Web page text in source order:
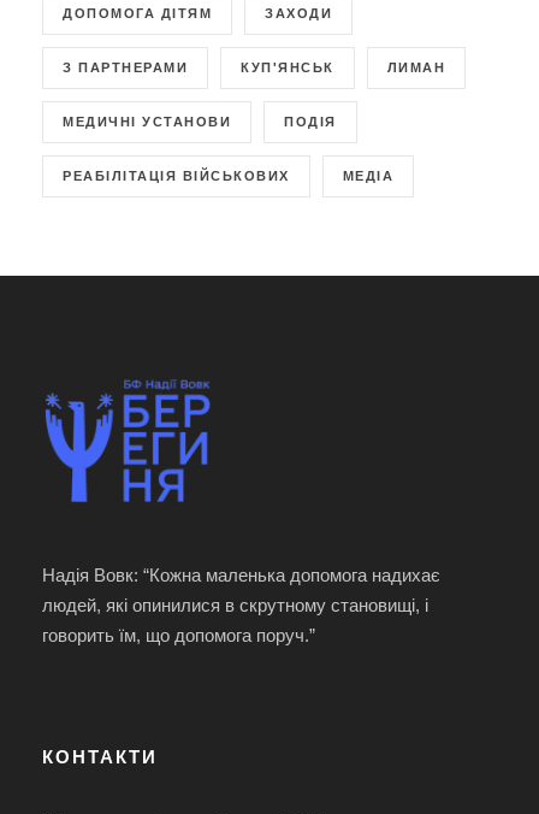
ДОПОМОГА ДІТЯМ ЗАХОДИ
З ПАРТНЕРАМИ КУП'ЯНСЬК ЛИМАН
МЕДИЧНІ УСТАНОВИ ПОДІЯ
РЕАБІЛІТАЦІЯ ВІЙСЬКОВИХ МЕДІА
Надія Вовк: “Кожна маленька допомога надихає
людей, які опинилися в скрутному становищі, і
говорить їм, що допомога поруч.”
КОНТАКТИ